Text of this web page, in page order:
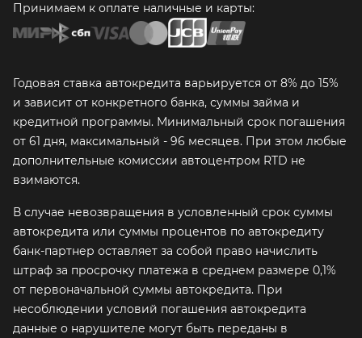
Принимаем к оплате наличные и карты:
Годовая ставка автокредита варьируется от 8% до 15%
и зависит от конкретного банка, суммы займа и
кредитной программы. Минимальный срок погашения
от 61 дня, максимальный - 96 месяцев. При этом любые
дополнительные комиссии автоцентром RTD не
взимаются.
В случае невозвращения в условленный срок суммы
автокредита или суммы процентов по автокредиту
банк-партнер оставляет за собой право начислить
штраф за просрочку платежа в среднем размере 0,1%
от первоначальной суммы автокредита. При
несоблюдении условий погашения автокредита
данные о нарушителе могут быть переданы в